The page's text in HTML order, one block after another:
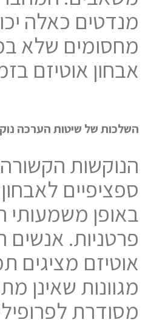
מנדטים כאלה
מחסומים שלא
אבחון אוטיזם
השלכות של שיטות הערכה
הנוקשות
ספציפיים
באופן משמעותי
פרטניות. אנשים
אוטיזם מציגים
מגוונות שאינן
מסודרת